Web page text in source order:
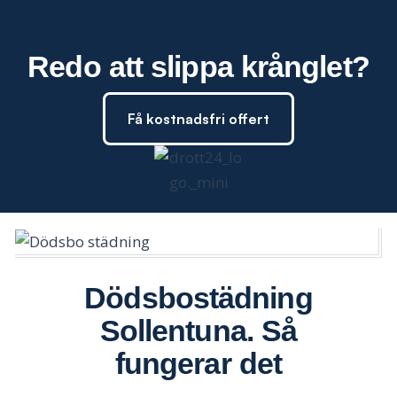
Redo att slippa krånglet?
Få kostnadsfri offert
Dödsbostädning
Sollentuna. Så
fungerar det